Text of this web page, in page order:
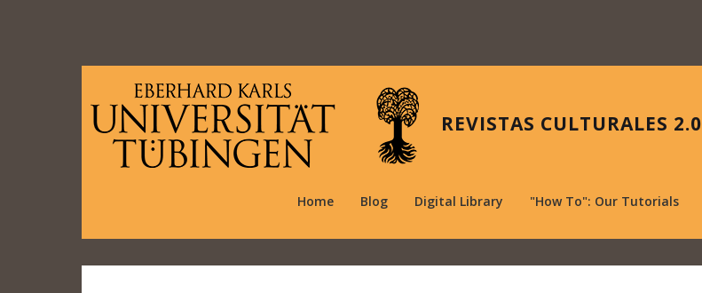
REVISTAS CULTURALES 2.0
Home Blog Digital Library "How To": Our Tutorials